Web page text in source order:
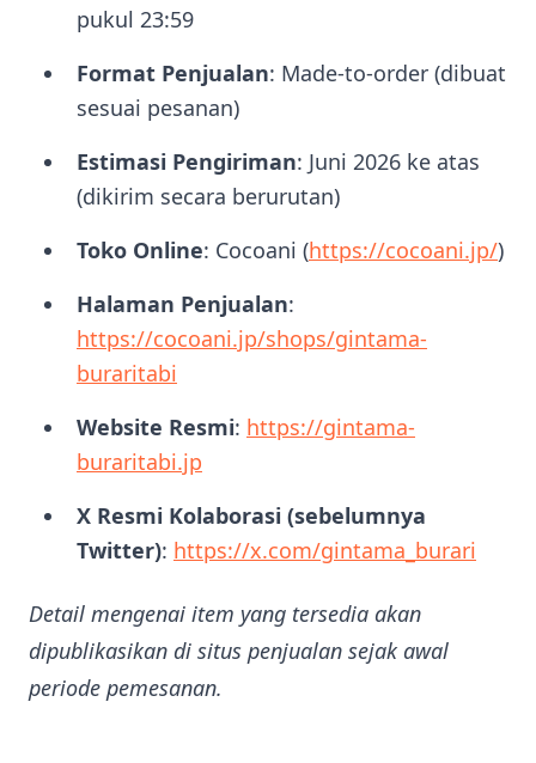
pukul 23:59
Format Penjualan: Made-to-order (dibuat
sesuai pesanan)
Estimasi Pengiriman: Juni 2026 ke atas
(dikirim secara berurutan)
Toko Online: Cocoani (https://cocoani.jp/)
Halaman Penjualan:
https://cocoani.jp/shops/gintama-
buraritabi
Website Resmi: https://gintama-
buraritabi.jp
X Resmi Kolaborasi (sebelumnya
Twitter): https://x.com/gintama_burari
Detail mengenai item yang tersedia akan
dipublikasikan di situs penjualan sejak awal
periode pemesanan.